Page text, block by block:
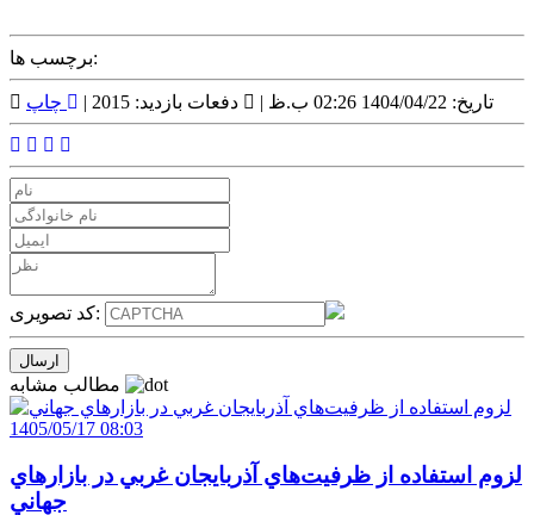
برچسب ها:
تاریخ: 1404/04/22 02:26 ب.ظ | دفعات بازدید: 2015 | چاپ
کد تصویری:
1405/05/17 08:03
لزوم استفاده از ظرفيت‌هاي آذربايجان غربي در بازارهاي
جهاني